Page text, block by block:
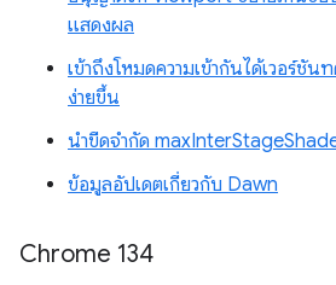
แสดงผล
เข้าถึงโหมดความเข้ากันได้เวอร์ชั
ง่ายขึ้น
นำขีดจำกัด
ข้อมูลอัปเดตเกี่ยวกับ Dawn
Chrome 134